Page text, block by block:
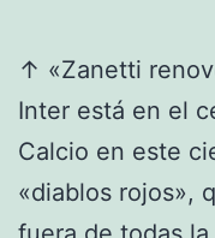
↑ «Zanetti
Inter está en el
Calcio en este
«diablos rojos»,